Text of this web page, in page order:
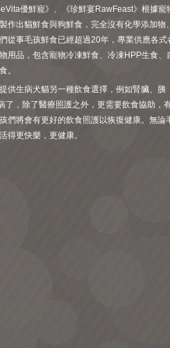
優鮮寵》、《珍鮮宴RawFeast》根據寵
作出貓鮮食與狗鮮食，完全沒有化學添加物
從事毛孩鮮食已經超過20年，專業供應各式
用品，包含寵物冷凍鮮食、冷凍HPP生食、
。
供生病犬貓另一種飲食選擇，例如腎臟、胰
了，除了醫療照護之外，更需要飲食協助，
們將會有更好的飲食照護以恢復健康。無論
得更快樂，更健康。